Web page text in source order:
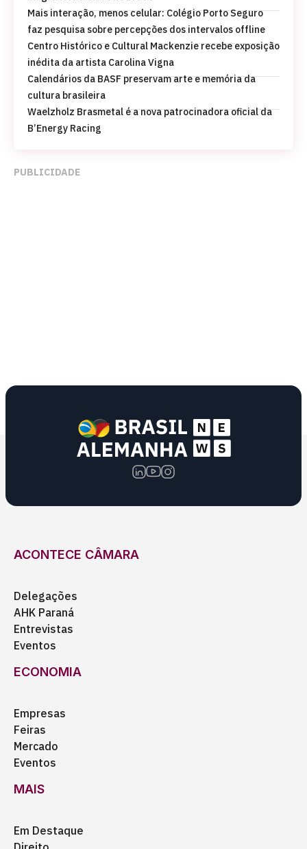
Mais interação, menos celular: Colégio Porto Seguro
faz pesquisa sobre percepções dos intervalos offline
Centro Histórico e Cultural Mackenzie recebe exposição
inédita da artista Carolina Vigna
Calendários da BASF preservam arte e memória da
cultura brasileira
Waelzholz Brasmetal é a nova patrocinadora oficial da
B’Energy Racing
PUBLICIDADE
ACONTECE CÂMARA
Delegações
AHK Paraná
Entrevistas
Eventos
ECONOMIA
Empresas
Feiras
Mercado
Eventos
MAIS
Em Destaque